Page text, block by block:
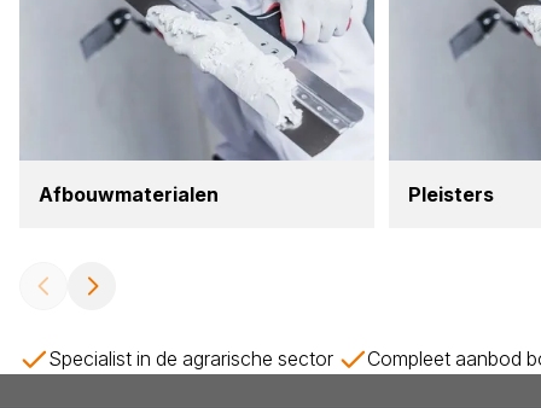
Afbouw­ma­te­ri­a­len Pleis­ters
Specialist in de agrarische sector Compleet aanbod